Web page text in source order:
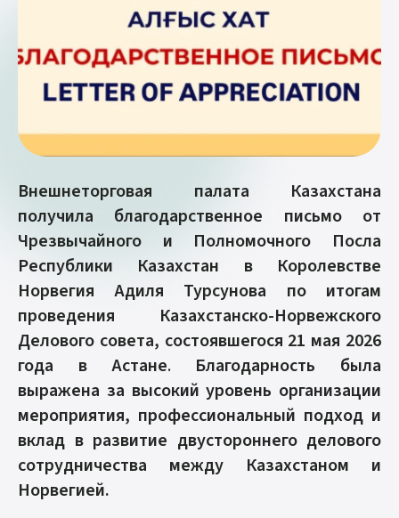
Внешнеторговая палата Казахстана
получила благодарственное письмо от
Чрезвычайного и Полномочного Посла
Республики Казахстан в Королевстве
Норвегия Адиля Турсунова по итогам
проведения Казахстанско-Норвежского
Делового совета, состоявшегося 21 мая 2026
года в Астане.Благодарность была
выражена за высокий уровень организации
мероприятия, профессиональный подход и
вклад в развитие двустороннего делового
сотрудничества между Казахстаном и
Норвегией.